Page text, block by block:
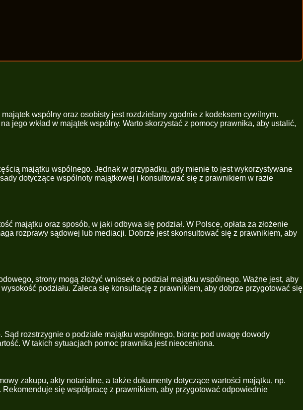
wspólny oraz osobisty jest rozdzielany zgodnie z kodeksem cywilnym.
jego wkład w majątek wspólny. Warto skorzystać z pomocy prawnika, aby ustalić,
majątku wspólnego. Jednak w przypadku, gdy mienie to jest wykorzystywane
dotyczące wspólnoty majątkowej i konsultować się z prawnikiem w razie
majątku oraz sposób, w jaki odbywa się podział. W Polsce, opłata za złożenie
rozprawy sądowej lub mediacji. Dobrze jest skonsultować się z prawnikiem, aby
strony mogą złożyć wniosek o podział majątku wspólnego. Ważne jest, aby
podziału. Zaleca się konsultację z prawnikiem, aby dobrze przygotować się
rozstrzygnie o podziale majątku wspólnego, biorąc pod uwagę dowody
W takich sytuacjach pomoc prawnika jest nieoceniona.
zakupu, akty notarialne, a także dokumenty dotyczące wartości majątku, np.
się współpracę z prawnikiem, aby przygotować odpowiednie